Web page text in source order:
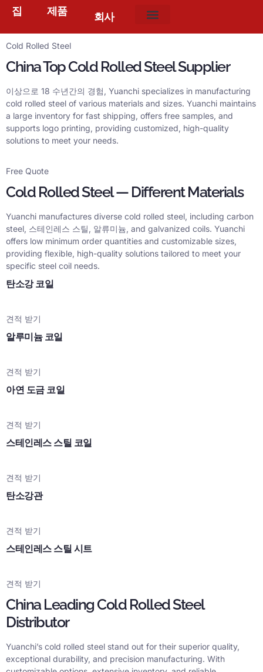
집 제품 회사
Cold Rolled Steel
China Top Cold Rolled Steel Supplier
이상으로 18 수년간의 경험, Yuanchi specializes in manufacturing
cold rolled steel of various materials and sizes. Yuanchi maintains
a large inventory for fast shipping, offers free samples, and
supports logo printing, providing customized, high-quality
solutions to meet your needs.
Free Quote
Cold Rolled Steel — Different Materials
Yuanchi manufactures diverse cold rolled steel, including carbon
steel, 스테인레스 스틸, 알류미늄, and galvanized coils. Yuanchi
offers low minimum order quantities and customizable sizes,
providing flexible, high-quality solutions tailored to meet your
specific steel coil needs.
탄소강 코일
견적 받기
알루미늄 코일
견적 받기
아연 도금 코일
견적 받기
스테인레스 스틸 코일
견적 받기
탄소강관
견적 받기
스테인레스 스틸 시트
견적 받기
China Leading Cold Rolled Steel
Distributor
Yuanchi’s cold rolled steel stand out for their superior quality,
exceptional durability, and precision manufacturing. With